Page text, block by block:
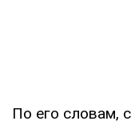
По его словам,